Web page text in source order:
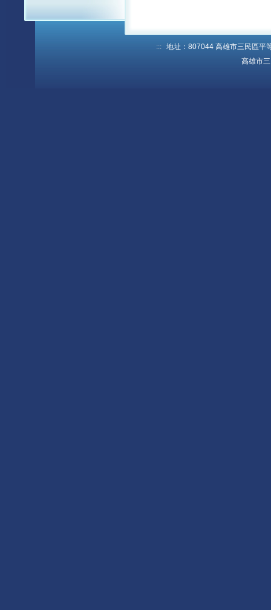
:::
地址：807044 高雄市三民區
高雄市